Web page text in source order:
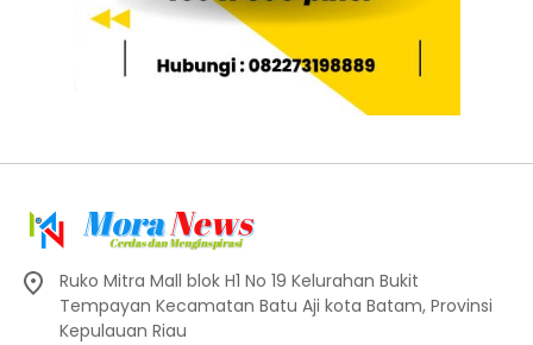
Ruko Mitra Mall blok H1 No 19 Kelurahan Bukit
Tempayan Kecamatan Batu Aji kota Batam, Provinsi
Kepulauan Riau